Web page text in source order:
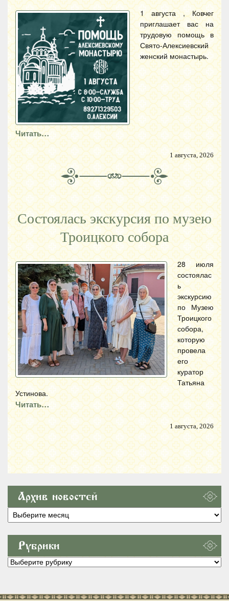
1 августа , Ковчег
приглашает вас на
трудовую помощь в
Свято-Алексиевский
женский монастырь.
Читать…
1 августа, 2026
Состоялась экскурсия по музею
Троицкого собора
28 июля
состоялас
ь
экскурсию
по Музею
Троицкого
собора,
которую
провела
его
куратор
Татьяна
Устинова.
Читать…
1 августа, 2026
Архив новостей
Архив
новостей
Рубрики
Рубрики